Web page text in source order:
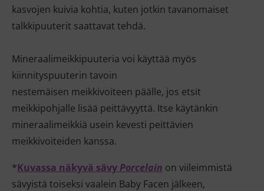
kasvojen kuivia kohtia, kuten jotkin tavanomaiset
talkkipuuterit saattavat tehdä.
Mineraalimeikkipuuteria voi käyttää myös
kiinnityspuuterin tavoin
nestemäisen meikkivoiteen päälle, jos etsit
meikkipohjalle lisää peittävyyttä. Itse käytänkin
mineraalimeikkiä usein kevesti peittävien
meikkivoiteiden kanssa.
*Kuvassa näkyvä sävyPorcelain on viileimmistä
sävyistä toiseksi vaalein Baby Facen jälkeen,